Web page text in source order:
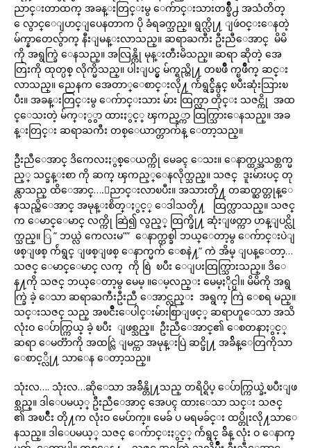
ညာင္းတာထက္ အခန္းတြင္းမွ ေက်ာင္းသားတစ္ခ်ိဳ႕ အသံတိတ္
ေလွာင္ေျပာင္ျပေနတာက ပို ခံရခက္သည္။ ရွက္လို႔ ျဖဴဝင္းေနတဲ့
မ်က္နာတေလွ်ာက္ နီးျမန္းလာသည္။ ဆရာႀကီး ဦးညီေအာင္ မိမိ
ကို အရွက္ခြဲ ေနသည္။ အလြန္ကို မုန္းတီးမိသည္။ ဆရာ ဆိုတဲ့ အေ
တြးကို ထုတ္ပစ္ လိုက္မိသည္။ ပါးျပင္မွ မ်က္ရည္တို႔ တၿဖိဳ က္ၿဖိဳက္ ဆင္း
လာသည္။ ညေနက အေတာ္ေစာင္းလို႔ က်ဴရွင္ခ်ိန္ပင္ ၿပီးဆုံးသြားၿ
ပီး။ အခန္းတြင္းမွ ေက်ာင္းသား မ်ား ထြက္လာ တိုင္း သဇင္ကို အထ
င္ေသးတဲ့ မ်က္ႏွွာ ထားႏွင့္ ၾကည့္ကာ ထြက္သြားေနသည္။ အခ
န္းတြင္း ဆရာႀကီး တစ္ေယာက္တာက်န္ ေတာ့သည္။
ဦးညီေအာင္ ဒိကေလးႏွစ္ေယက္ကို မေခၚ ေသး။ ေနာက္ထပ္အသစ္တက္မ
ည့္ သင္ခန္းစာ ကို ဆက္ ၾကည့္ေနလိုက္သည္။ သဇင္ ဒူးမ်ားပင္ တု
န္လာသည္ ထိေအာင္….ေညာင္းလာၿပီး။ အသားတို႔ တဆတ္ဆတ္တုန္ေ
နသည္ထိေအာင္ အမုန္းစိတ္ႏွင့္ ေဒါသတို႔ ထြက္လာသည္။ သဇင္
က ေမာင္ေမာင္ လက္ကို ဆြဲ၍ လွည့္ ထြက္ဖို႔ ဆုံးျဖတ္ကာ ဟန္ျပင္လို
က္သည္။ ြ ” ဘယ္လဲ ကေလးမ”” ေနာက္တစ္ခါ ဘယ္ေတာ့မွ ေက်ာင္းပဲျ
ဖစ္ျဖစ္ က်ဴရွင္ ျဖစ္ျဖစ္ ေနာက္မက် ေစနဲ႔” ကဲ အိမ္ ျပန္ေတာ့…
သဇင္ ေမာင္ေမာင္ လက္ ကို စြဲ ၿပီး ေျပးထြက္သြားသည္။ ဒိေ
န႔ကို သဇင္ ဘယ္ေတာ့မွ မေမ့ ။ေမ့လည္း မေမ့ႏိုင္ပါ။ မိမိကို အရွ
က္ခြဲ ခဲ့ ေသာ ဆရာႀကီးဦးညီ ေအာင္လည္း အရွက္ ကြဲ ေစရ မည္။
သင္းသဇင္ သည္ အၿငိဳးေပါင္းမ်ားစြာျဖင့္ ဆရာဟူေသာ အသိ
လုံးဝ ေပ်ာက္ကြယ္ ခဲ့ ၿပီး ျဖစ္သည္။ ဦးညီေအာင္၏ ေစတနာႏွင့္
ဆရာ ေမတၱာကို အထင္လြဲ ျမင္ကာ အမုန္းပြဲ ဆင္ဖို႔ အခ်ိန္ေတြကိုသာ
ေစာင့္လို႔ သာေန ေတာ့သည္။
သုံးလ…. သုံးလ…ဆိုေသာ အခ်ိန္တို႔သည္ တရိပ္ရိပ္ ေပ်ာက္ကြယ္ခဲ့ၿပီးျဖ
စ္သည္။ ဒါေပမယ့္ ဦးညီေအာင္ အေပၚ ထားေသာ သင္း သဇင္
၏ အၿငိဳး တို႔က လုံးဝ မေပ်ာက္။ မေခ် ပ မရမခ်င္း ထပ္တိုးလို႔သာေ
နသည္။ ဒါေပမယ့္ သဇင္ ေက်ာင္းႏွင့္ က်ဴရွင္ ခ်ိန္ လုံး ဝ ေနာက္